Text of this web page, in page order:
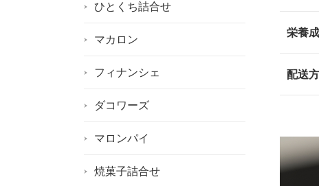
栄養
配送
ひとくち詰合せ
マカロン
フィナンシェ
ダコワーズ
マロンパイ
焼菓子詰合せ